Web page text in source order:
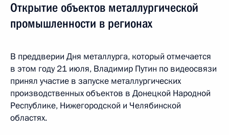
Открытие объектов металлургической
промышленности в регионах
В преддверии Дня металлурга, который отмечается
в этом году 21 июля, Владимир Путин по видеосвязи
принял участие в запуске металлургических
производственных объектов в Донецкой Народной
Республике, Нижегородской и Челябинской
областях.